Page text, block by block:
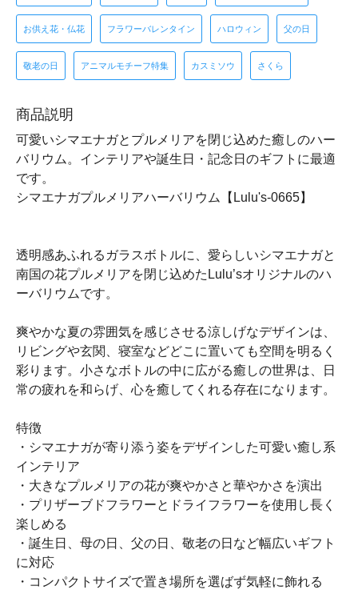
お供え花・仏花 フラワーバレンタイン ハロウィン 父の日
敬老の日 アニマルモチーフ特集 カスミソウ さくら
商品説明
可愛いシマエナガとプルメリアを閉じ込めた癒しのハー
バリウム。インテリアや誕生日・記念日のギフトに最適
です。
シマエナガプルメリアハーバリウム【Lulu's-0665】
透明感あふれるガラスボトルに、愛らしいシマエナガと
南国の花プルメリアを閉じ込めたLulu’sオリジナルのハ
ーバリウムです。
爽やかな夏の雰囲気を感じさせる涼しげなデザインは、
リビングや玄関、寝室などどこに置いても空間を明るく
彩ります。小さなボトルの中に広がる癒しの世界は、日
常の疲れを和らげ、心を癒してくれる存在になります。
特徴
・シマエナガが寄り添う姿をデザインした可愛い癒し系
インテリア
・大きなプルメリアの花が爽やかさと華やかさを演出
・プリザーブドフラワーとドライフラワーを使用し長く
楽しめる
・誕生日、母の日、父の日、敬老の日など幅広いギフト
に対応
・コンパクトサイズで置き場所を選ばず気軽に飾れる